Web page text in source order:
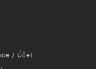
/ Účet